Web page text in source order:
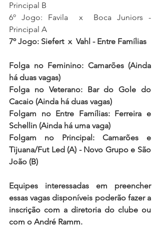
Principal B
6º Jogo: Favila  x  Boca Juniors -
Principal A
7º Jogo: Siefert  x  Vahl - Entre Famílias
Folga no Feminino: Camarões (Ainda
há duas vagas)
Folga no Veterano: Bar do Gole do
Cacaio (Ainda há duas vagas)
Folgam no Entre Famílias: Ferreira e
Schellin (Ainda há uma vaga)
Folgam no Principal: Camarões e
Tijuana/Fut Led (A) - Novo Grupo e São
João (B)
Equipes interessadas em preencher
essas vagas disponíveis poderão fazer a
inscrição com a diretoria do clube ou
com o André Ramm.